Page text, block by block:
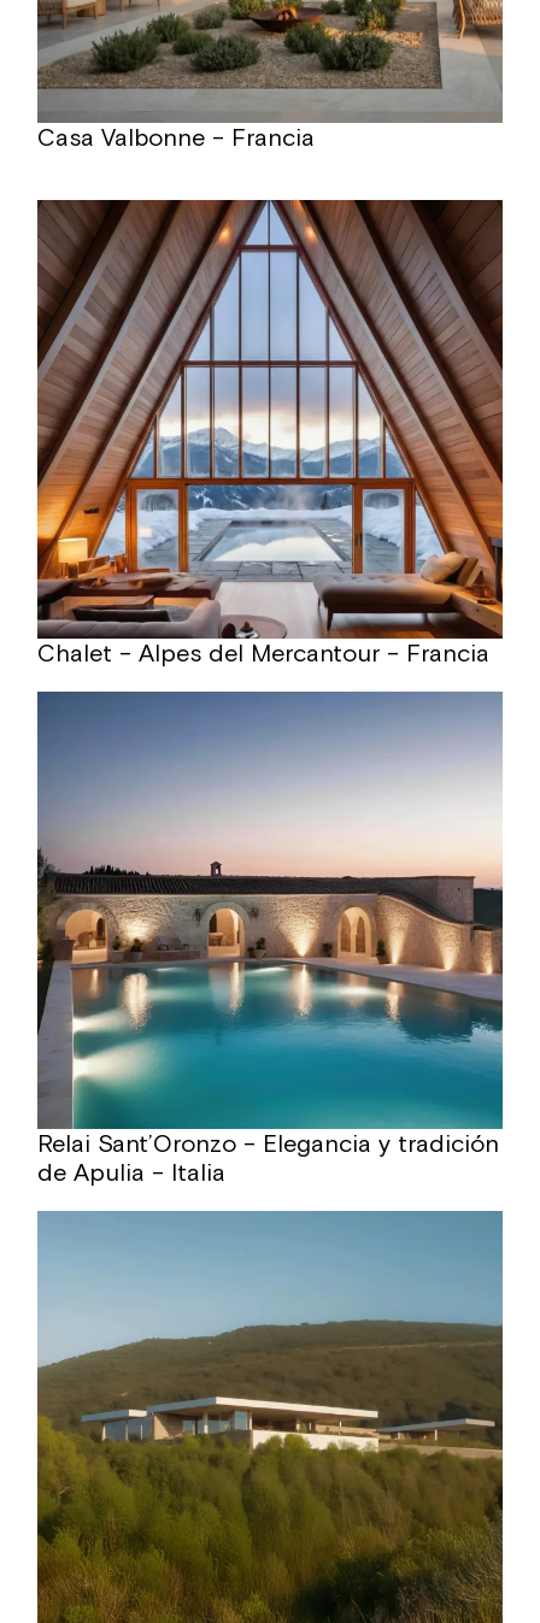
Casa Valbonne – Francia
Chalet – Alpes del Mercantour – Francia
Relai Sant’Oronzo – Elegancia y tradición
de Apulia – Italia